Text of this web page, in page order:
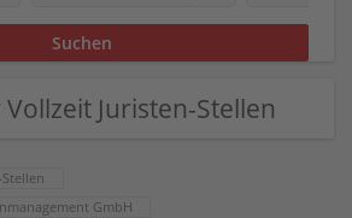
Vollzeit Juristen-Stellen
GmbH